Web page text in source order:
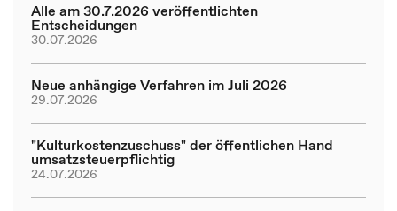
Alle am 30.7.2026 veröffentlichten
Entscheidungen
30.07.2026
Neue anhängige Verfahren im Juli 2026
29.07.2026
"Kulturkostenzuschuss" der öffentlichen Hand
umsatzsteuerpflichtig
24.07.2026